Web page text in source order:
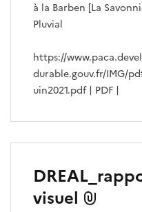
à la Barben [La
Pluvial
https://
durable.gouv.fr/IMG/
uin2021.pdf | PDF |
visuel